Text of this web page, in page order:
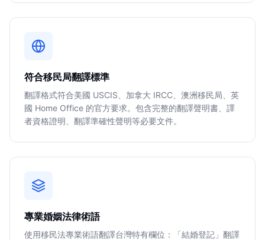
符合移民局翻譯標準
翻譯格式符合美國 USCIS、加拿大 IRCC、澳洲移民局、英
國 Home Office 的官方要求。包含完整的翻譯聲明書、譯
者資格證明、翻譯準確性聲明等必要文件。
專業婚姻法律術語
使用移民法專業術語翻譯台灣特有欄位：「結婚登記」翻譯